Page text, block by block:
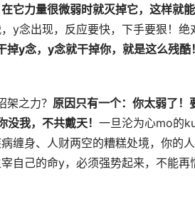
它力量很微弱时就灭掉它，这样就能
y念出现，反应要快，下手要狠！绝
掉y念，y念就干掉你，就是这么残酷！
之力？ 原因只有一个：你太弱了
我，不共戴天！ 一旦沦为心mo的
缠身、人财两空的糟糕处境，你的人
自己的命y，必须强势起来，不能